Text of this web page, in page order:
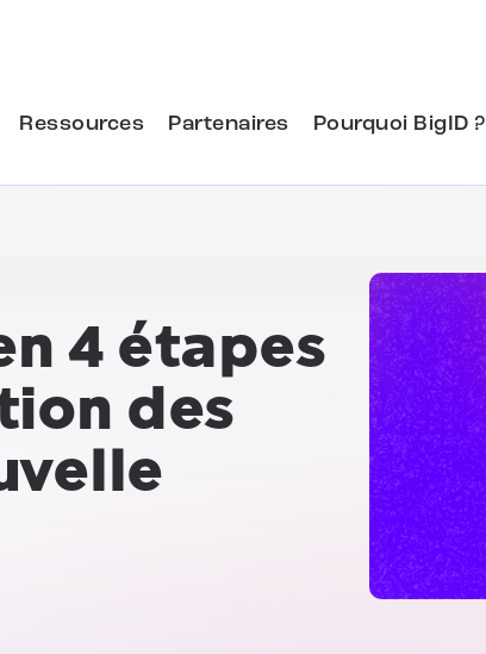
Ressources Partenaires Pourquoi BigID ?
4 étapes
des